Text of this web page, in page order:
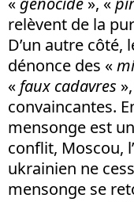
relèvent de la
D’un autre
dénonce des «
« faux cadavres
convaincantes.
mensonge est
conflit, Moscou,
ukrainien ne
mensonge se